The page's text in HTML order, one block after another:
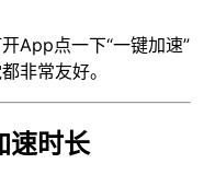
App点一下“一键加速”
非常友好。
速时长